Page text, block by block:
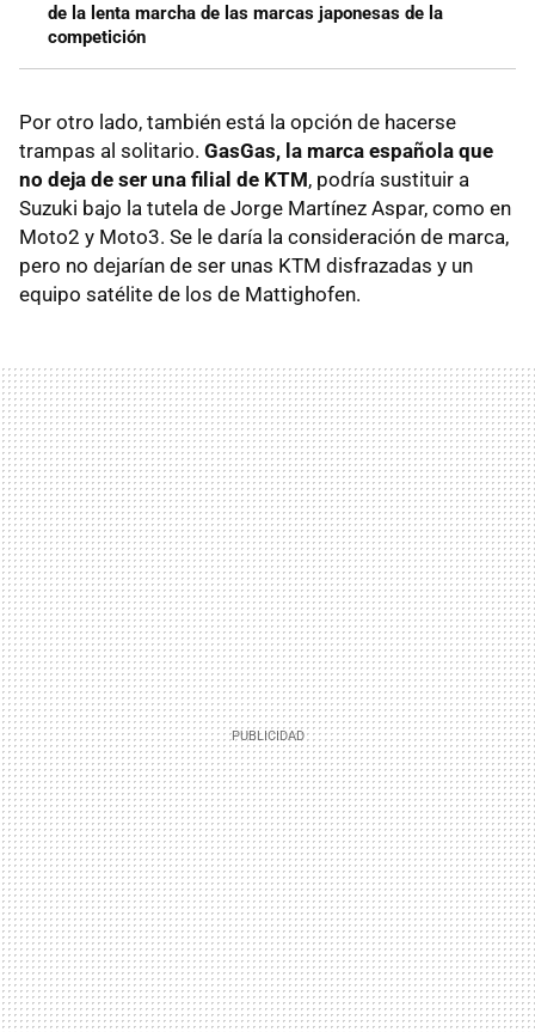
de la lenta marcha de las marcas japonesas de la
competición
Por otro lado, también está la opción de hacerse
trampas al solitario. GasGas, la marca española que
no deja de ser una filial de KTM, podría sustituir a
Suzuki bajo la tutela de Jorge Martínez Aspar, como en
Moto2 y Moto3. Se le daría la consideración de marca,
pero no dejarían de ser unas KTM disfrazadas y un
equipo satélite de los de Mattighofen.